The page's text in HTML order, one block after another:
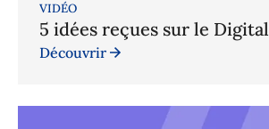
VIDÉO
5 idées reçues sur le Digital
Découvrir